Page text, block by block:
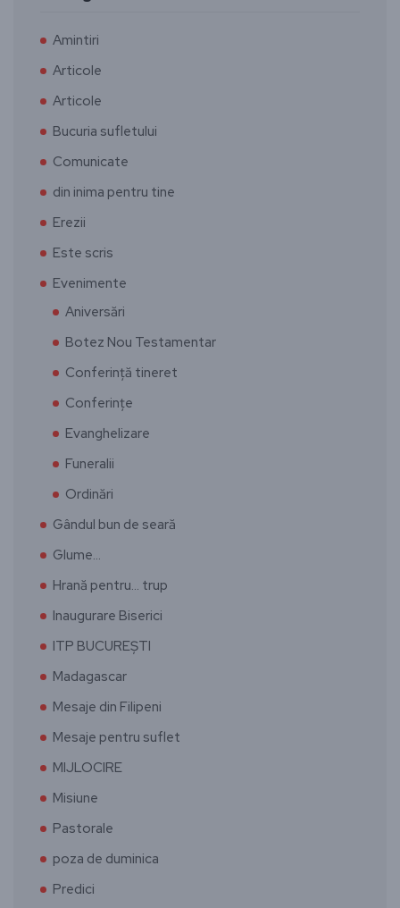
Amintiri
Articole
Articole
Bucuria sufletului
Comunicate
din inima pentru tine
Erezii
Este scris
Evenimente
Aniversări
Botez Nou Testamentar
Conferință tineret
Conferințe
Evanghelizare
Funeralii
Ordinări
Gândul bun de seară
Glume…
Hrană pentru… trup
Inaugurare Biserici
ITP BUCUREȘTI
Madagascar
Mesaje din Filipeni
Mesaje pentru suflet
MIJLOCIRE
Misiune
Pastorale
poza de duminica
Predici